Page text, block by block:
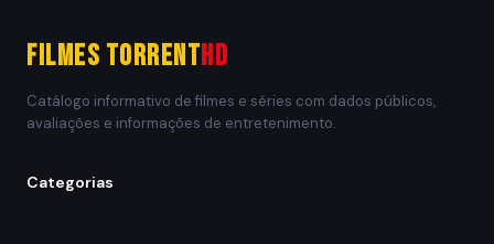
Filmes TorrentHD
Catálogo informativo de filmes e séries com dados públicos,
avaliações e informações de entretenimento.
Categorias